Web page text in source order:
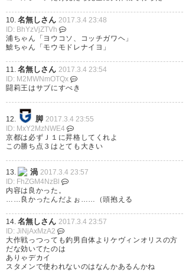
ん！しゃー！(*≧∀≦*)
https://t.co/uCuNRKLDMd
— テツ (t_lovesanga)2017, 3月
4
ｵﾘ助は攻撃ポイント稼いでる
補強だ #sanga
— マリオ (agapata)2017, 3月 4
今日は闘莉王選手めっちゃ前に
10. 名無しさん 2017.3.4 23:48
ID: BhYzVjZTVh
浦ちゃん「ヨウコソ、コッチガワヘ」
鯱ちゃん「モウモドレナイヨ」
11. 名無しさん 2017.3.4 23:54
ID: M2MWNmOTQx
闘莉王はサブにすべき
12. 脚 2017.3.4 23:55
ID: MxY2MzNWE4
京都は必ずＪ１に昇格してくれよ
この勝ち点３はとても大きい
13. 渦 2017.3.4 23:57
ID: FhZGM4NzBl
内容は良かった。
……良かったんだよぉ……（頭抱える
14. 名無しさん 2017.3.4 23:57
ID: JiNjAxMzA2
大作戦っつっても釣男自体よりケヴィンオリスの方
だな効いてたのは
ありゃデカイ
スタメンで使われないのはなんかあるんかね